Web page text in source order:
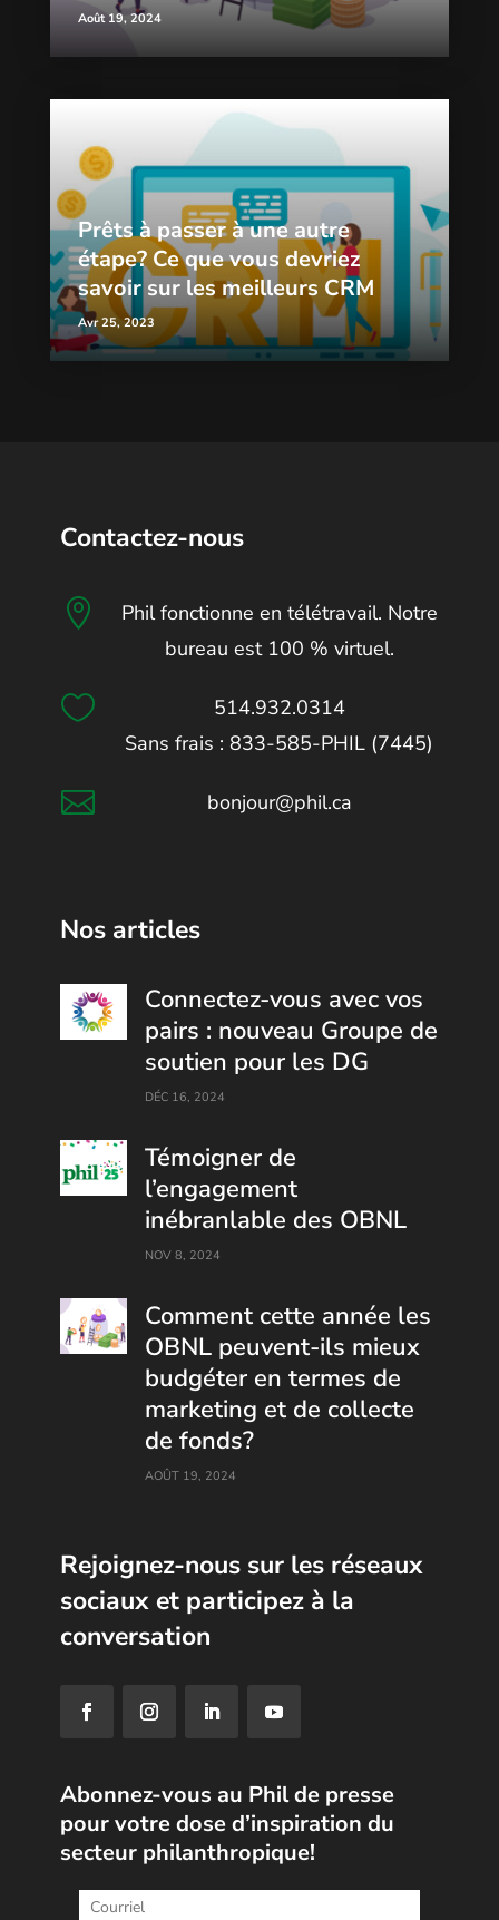
Août 19, 2024
Prêts à passer à une autre
étape? Ce que vous devriez
savoir sur les meilleurs CRM
Avr 25, 2023
Contactez-nous

Phil fonctionne en télétravail. Notre
bureau est 100 % virtuel.

514.932.0314
Sans frais : 833-585-PHIL (7445)
 bonjour@phil.ca
Nos articles
Connectez-vous avec vos
pairs : nouveau Groupe de
soutien pour les DG
DÉC 16, 2024
Témoigner de
l’engagement
inébranlable des OBNL
NOV 8, 2024
Comment cette année les
OBNL peuvent-ils mieux
budgéter en termes de
marketing et de collecte
de fonds?
AOÛT 19, 2024
Rejoignez-nous sur les réseaux
sociaux et participez à la
conversation
Abonnez-vous au Phil de presse
pour votre dose d’inspiration du
secteur philanthropique!